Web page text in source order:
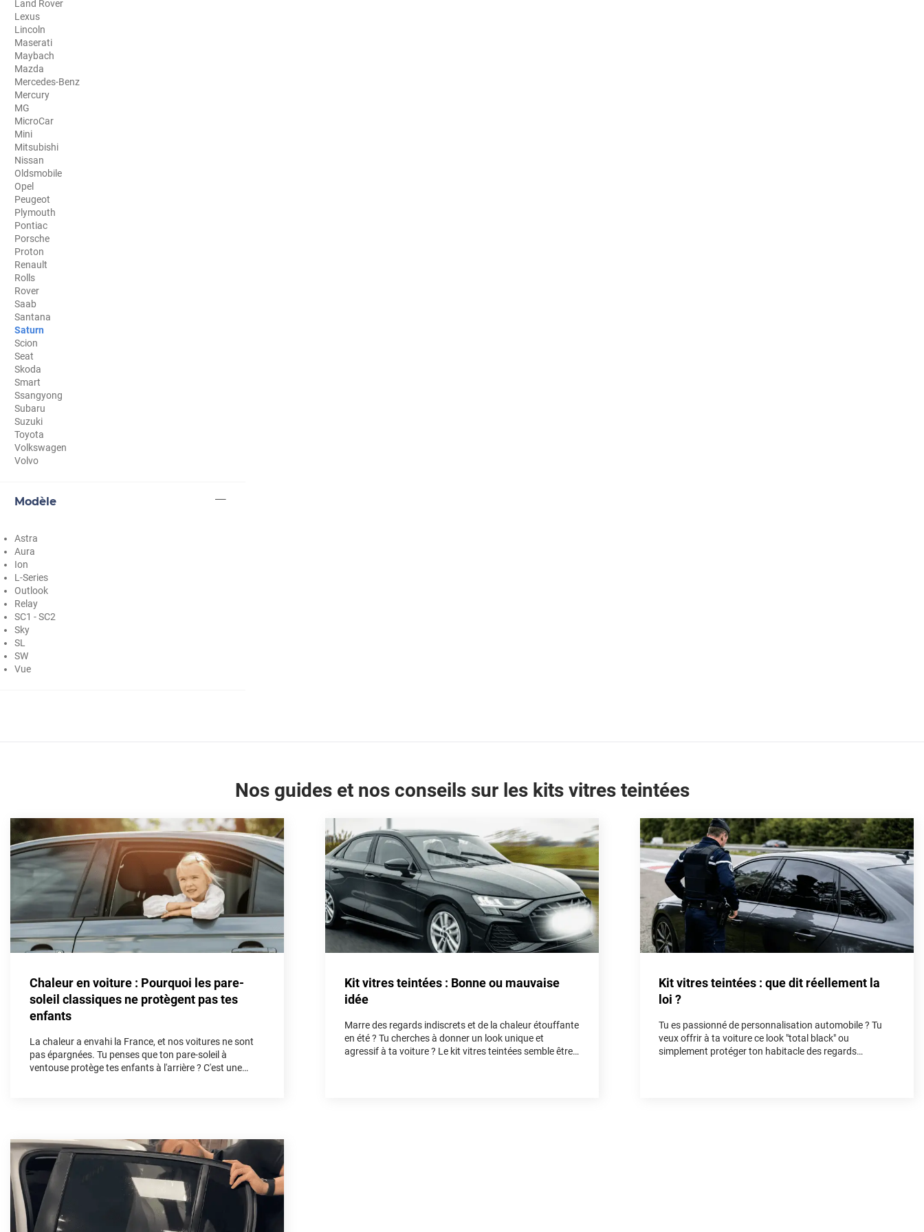
Aston Martin
Audi
Bentley
Bmw
Buick
Byd
Cadillac
Changan
Chevrolet
Chrysler
Citroën
Cupra
Dacia
Daewoo
Daihatsu
Dodge
Dongfeng
Eagle
Fiat
Fisker
Foton
Grecav
Gwm
Honda
Hyundai
Ineos
Infiniti
Isuzu
Jaguar
Jeep
Jetour
Kandi
Land Rover
Lexus
Lincoln
Maserati
Maybach
Mazda
Mercedes-Benz
Mercury
MG
MicroCar
Mini
Mitsubishi
Nissan
Oldsmobile
Opel
Peugeot
Plymouth
Pontiac
Porsche
Proton
Renault
Rolls
Rover
Saab
Santana
Saturn
Scion
Seat
Skoda
Smart
Ssangyong
Subaru
Suzuki
Toyota
Volkswagen
Volvo
Modèle
Astra
Aura
Ion
L-Series
Outlook
Relay
SC1 - SC2
Sky
SL
SW
Vue
Nos guides et nos conseils sur les kits vitres teintées
Chaleur en voiture : Pourquoi les pare-
soleil classiques ne protègent pas tes
enfants
La chaleur a envahi la France, et nos voitures ne sont
pas épargnées. Tu penses que ton pare-soleil à
ventouse protège tes enfants à l'arrière ? C'est une
Kit vitres teintées : Bonne ou mauvaise
idée
Marre des regards indiscrets et de la chaleur étouffante
en été ? Tu cherches à donner un look unique et
agressif à ta voiture ? Le kit vitres teintées semble être
Kit vitres teintées : que dit réellement la
loi ?
Tu es passionné de personnalisation automobile ? Tu
veux offrir à ta voiture ce look "total black" ou
simplement protéger ton habitacle des regards